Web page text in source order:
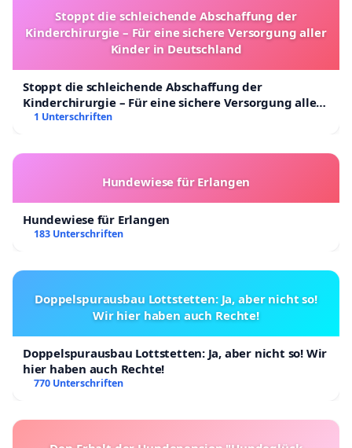
Stoppt die schleichende Abschaffung der
Kinderchirurgie – Für eine sichere Versorgung aller
Kinder in Deutschland
Stoppt die schleichende Abschaffung der
Kinderchirurgie – Für eine sichere Versorgung aller
Kinder in Deutschland
1 Unterschriften
Hundewiese für Erlangen
Hundewiese für Erlangen
183 Unterschriften
Doppelspurausbau Lottstetten: Ja, aber nicht so!
Wir hier haben auch Rechte!
Doppelspurausbau Lottstetten: Ja, aber nicht so! Wir
hier haben auch Rechte!
770 Unterschriften